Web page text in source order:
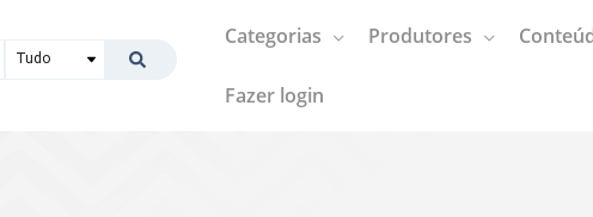
Categorias Produtores
Fazer login